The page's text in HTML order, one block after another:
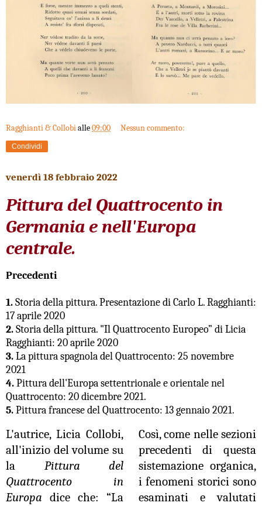
Ragghianti & Collobialle09:00 Nessun commento:
Condividi
venerdì 18 febbraio 2022
Pittura del Quattrocento in
Germania e nell'Europa
centrale.
Precedenti
1.Storia della pittura. Presentazione di Carlo L. Ragghianti:
17 aprile 2020
2.Storia della pittura. "Il Quattrocento Europeo” di Licia
Ragghianti: 20 aprile 2020
3.La pittura spagnola del Quattrocento: 25 novembre
2021
4.Pittura dell'Europa settentrionale e orientale nel
Quattrocento: 20 dicembre 2021.
5.Pittura francese del Quattrocento: 13 gennaio 2021.
L'autrice, Licia Collobi,
all'inizio del volume su
la Pittura del
Quattrocento in
Europa dice che: “La
Così, come nelle sezioni
precedenti di questa
sistemazione organica,
i fenomeni storici sono
esaminati e valutati